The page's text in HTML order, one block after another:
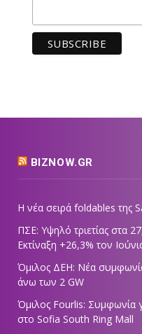
BIZNOW.GR
Η νέα σειρά foldables της
ΠΣΕ: Υψηλό τριετίας στα
Εκτίναξη +26,3% τον
Όμιλος ΔΕΗ: Νέα
άνω των 2 GW
Όμιλος Fourlis: Συμφωνία
στο Sofia South Ring Mall